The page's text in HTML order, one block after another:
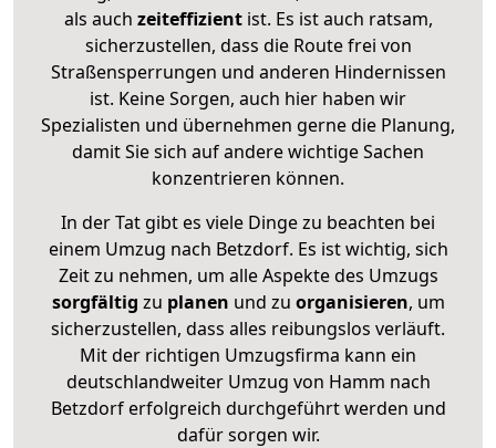
als auch zeiteffizientist. Es ist auch ratsam,
sicherzustellen, dass die Route frei von
Straßensperrungen und anderen Hindernissen
ist. Keine Sorgen, auch hier haben wir
Spezialisten und übernehmen gerne die Planung,
damit Sie sich auf andere wichtige Sachen
konzentrieren können.
In der Tat gibt es viele Dinge zu beachten bei
einem Umzug nach Betzdorf. Es ist wichtig, sich
Zeit zu nehmen, um alle Aspekte des Umzugs
sorgfältig zu planen und zu organisieren, um
sicherzustellen, dass alles reibungslos verläuft.
Mit der richtigen Umzugsfirma kann ein
deutschlandweiter Umzug von Hamm nach
Betzdorf erfolgreich durchgeführt werden und
dafür sorgen wir.